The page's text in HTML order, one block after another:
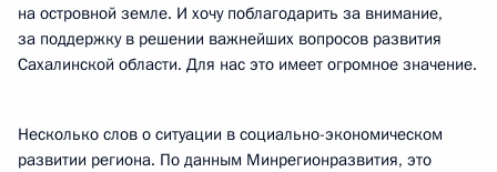
на островной земле. И хочу поблагодарить за внимание,
за поддержку в решении важнейших вопросов развития
Сахалинской области. Для нас это имеет огромное значение.
Несколько слов о ситуации в социально-экономическом
развитии региона. По данным Минрегионразвития, это